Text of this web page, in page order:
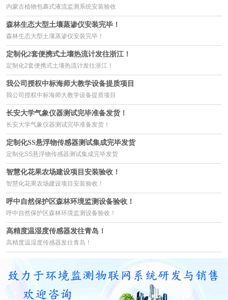
内蒙古植物包裹式液流监测系统安装验收
森林生态大型土壤蒸渗仪安装完毕！
森林生态大型土壤蒸渗仪安装完毕！
定制化2套便携式土壤热流计发往浙江！
定制化2套便携式土壤热流计发往浙江！
我公司授权中标海师大教学设备提质项目
我公司授权中标海师大教学设备提质项目
长安大学气象仪器测试完毕准备发货！
长安大学气象仪器测试完毕准备发货！
定制化SS悬浮物传感器测试集成完毕发货
定制化SS悬浮物传感器测试集成完毕发货
智慧化花果农场建设项目安装验收！
智慧化花果农场建设项目安装验收！
呼中自然保护区森林环境监测设备验收！
呼中自然保护区森林环境监测设备验收！
高精度温湿度传感器发往青岛！
高精度温湿度传感器发往青岛！